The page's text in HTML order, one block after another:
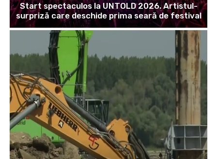
Start spectaculos la UNTOLD 2026. Artistul-
surpriză care deschide prima seară de festival